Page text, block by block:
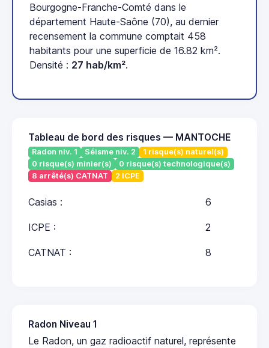
Bourgogne-Franche-Comté dans le
département Haute-Saône (70), au dernier
recensement la commune comptait 458
habitants pour une superficie de 16.82 km².
Densité : 27 hab/km².
Tableau de bord des risques — MANTOCHE
Radon niv. 1 Séisme niv. 2
1 risque(s) naturel(s)
0 risque(s) minier(s)
0 risque(s) technologique(s)
8 arrêté(s) CATNAT
2 ICPE
Casias : 6
ICPE : 2
CATNAT : 8
Radon Niveau 1
Le Radon, un gaz radioactif naturel, représente